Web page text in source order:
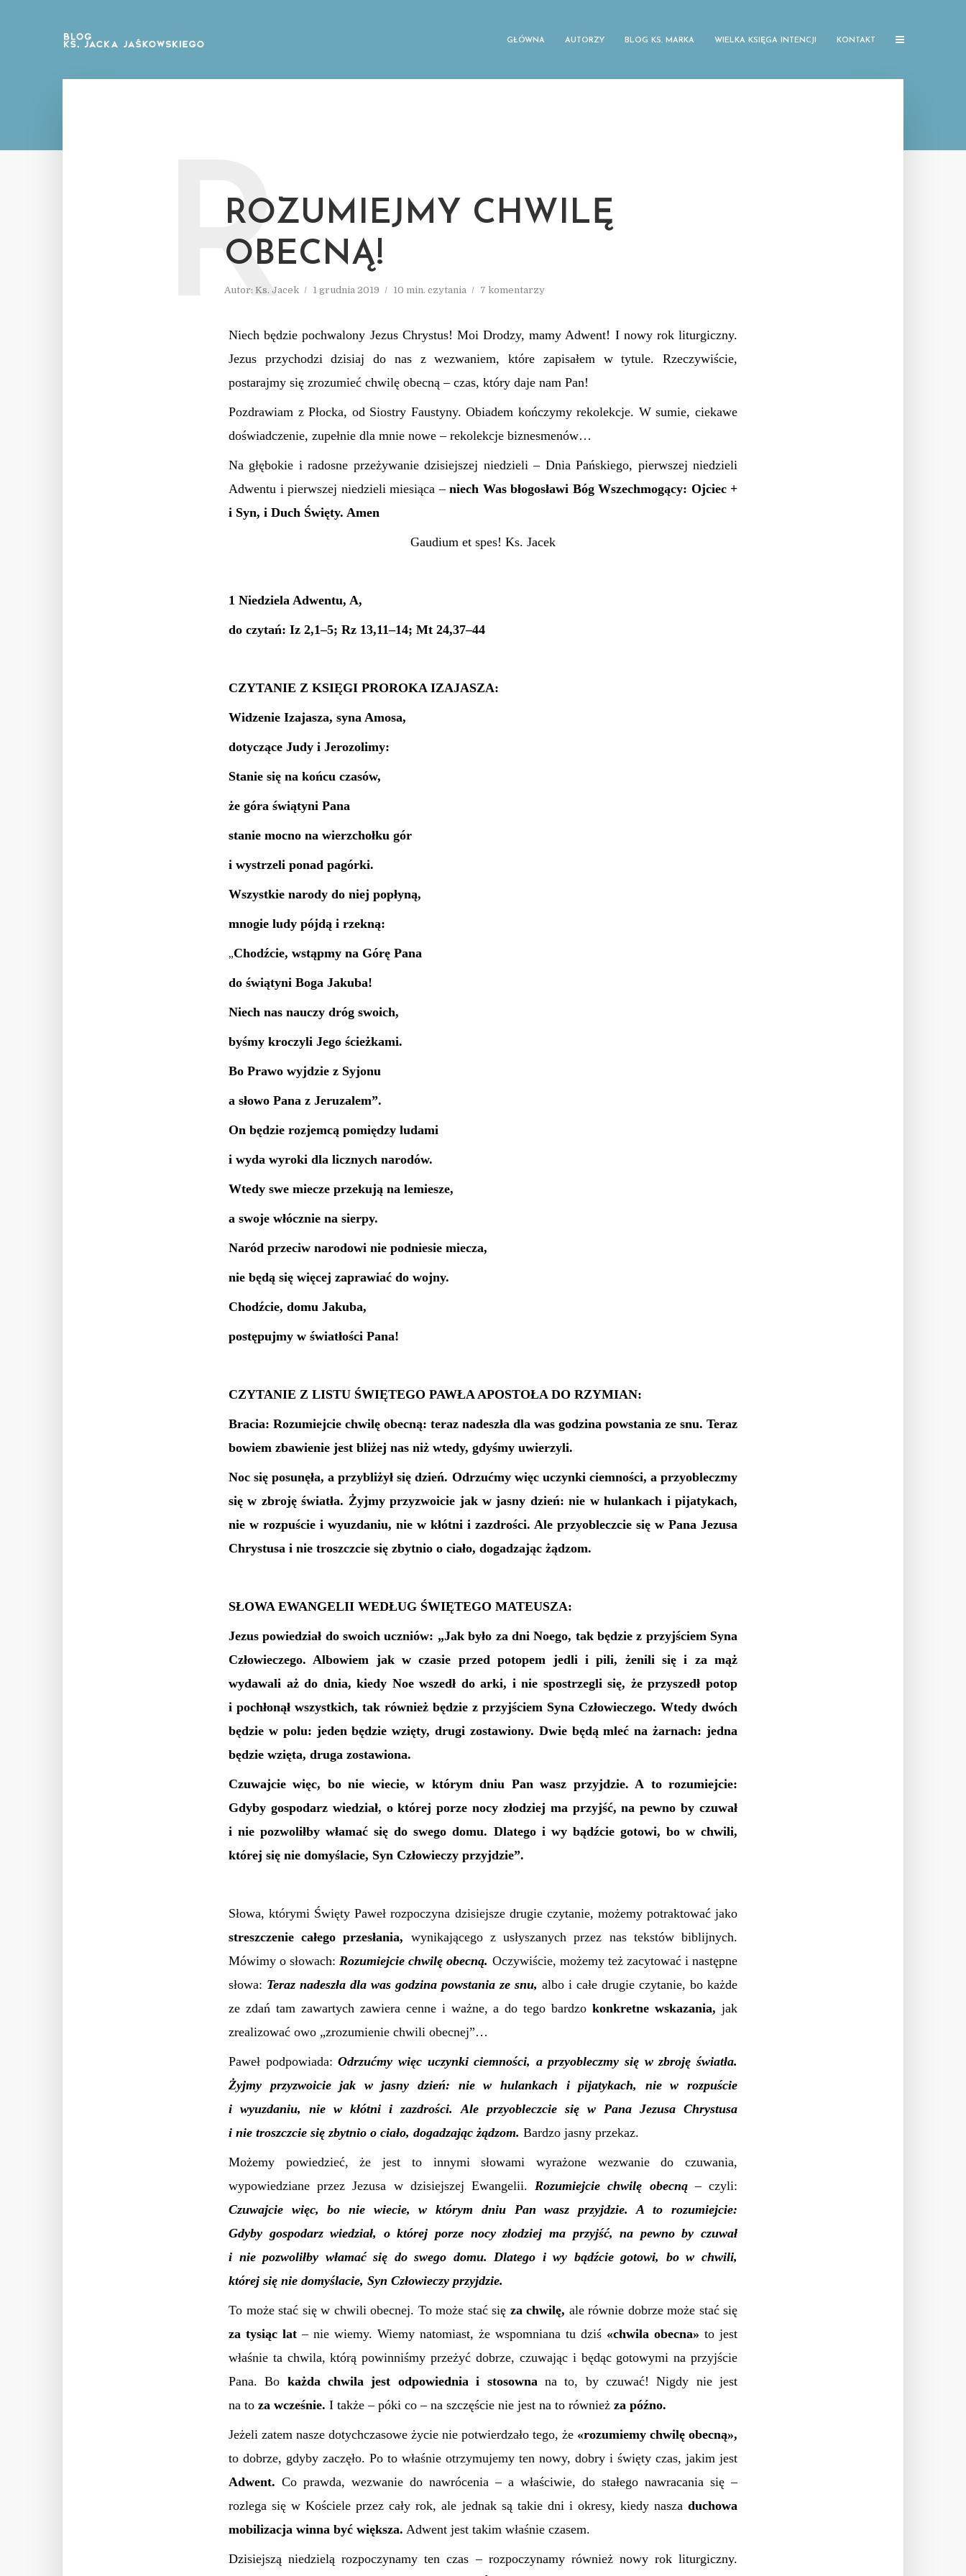
GŁÓWNA AUTORZY BLOG KS. MARKA WIELKA KSIĘGA INTENCJI KONTAKT
ROZUMIEJMY CHWILĘ
OBECNĄ!
Autor: Ks. Jacek 1 grudnia 2019 10 min. czytania 7 komentarzy
R
Niech będzie pochwalony Jezus Chrystus! Moi Drodzy, mamy Adwent! I nowy rok liturgiczny.
Jezus przychodzi dzisiaj do nas z wezwaniem, które zapisałem w tytule. Rzeczywiście,
postarajmy się zrozumieć chwilę obecną – czas, który daje nam Pan!
Pozdrawiam z Płocka, od Siostry Faustyny. Obiadem kończymy rekolekcje. W sumie, ciekawe
doświadczenie, zupełnie dla mnie nowe – rekolekcje biznesmenów…
Na głębokie i radosne przeżywanie dzisiejszej niedzieli – Dnia Pańskiego, pierwszej niedzieli
Adwentu i pierwszej niedzieli miesiąca – niech Was błogosławi Bóg Wszechmogący: Ojciec +
i Syn, i Duch Święty. Amen
Gaudium et spes! Ks. Jacek
1 Niedziela Adwentu, A,
do czytań: Iz 2,1–5; Rz 13,11–14; Mt 24,37–44
CZYTANIE Z KSIĘGI PROROKA IZAJASZA:
Widzenie Izajasza, syna Amosa,
dotyczące Judy i Jerozolimy:
Stanie się na końcu czasów,
że góra świątyni Pana
stanie mocno na wierzchołku gór
i wystrzeli ponad pagórki.
Wszystkie narody do niej popłyną,
mnogie ludy pójdą i rzekną:
„Chodźcie, wstąpmy na Górę Pana
do świątyni Boga Jakuba!
Niech nas nauczy dróg swoich,
byśmy kroczyli Jego ścieżkami.
Bo Prawo wyjdzie z Syjonu
a słowo Pana z Jeruzalem”.
On będzie rozjemcą pomiędzy ludami
i wyda wyroki dla licznych narodów.
Wtedy swe miecze przekują na lemiesze,
a swoje włócznie na sierpy.
Naród przeciw narodowi nie podniesie miecza,
nie będą się więcej zaprawiać do wojny.
Chodźcie, domu Jakuba,
postępujmy w światłości Pana!
CZYTANIE Z LISTU ŚWIĘTEGO PAWŁA APOSTOŁA DO RZYMIAN:
Bracia: Rozumiejcie chwilę obecną: teraz nadeszła dla was godzina powstania ze snu. Teraz
bowiem zbawienie jest bliżej nas niż wtedy, gdyśmy uwierzyli.
Noc się posunęła, a przybliżył się dzień. Odrzućmy więc uczynki ciemności, a przyobleczmy
się w zbroję światła. Żyjmy przyzwoicie jak w jasny dzień: nie w hulankach i pijatykach,
nie w rozpuście i wyuzdaniu, nie w kłótni i zazdrości. Ale przyobleczcie się w Pana Jezusa
Chrystusa i nie troszczcie się zbytnio o ciało, dogadzając żądzom.
SŁOWA EWANGELII WEDŁUG ŚWIĘTEGO MATEUSZA:
Jezus powiedział do swoich uczniów: „Jak było za dni Noego, tak będzie z przyjściem Syna
Człowieczego. Albowiem jak w czasie przed potopem jedli i pili, żenili się i za mąż
wydawali aż do dnia, kiedy Noe wszedł do arki, i nie spostrzegli się, że przyszedł potop
i pochłonął wszystkich, tak również będzie z przyjściem Syna Człowieczego. Wtedy dwóch
będzie w polu: jeden będzie wzięty, drugi zostawiony. Dwie będą mleć na żarnach: jedna
będzie wzięta, druga zostawiona.
Czuwajcie więc, bo nie wiecie, w którym dniu Pan wasz przyjdzie. A to rozumiejcie:
Gdyby gospodarz wiedział, o której porze nocy złodziej ma przyjść, na pewno by czuwał
i nie pozwoliłby włamać się do swego domu. Dlatego i wy bądźcie gotowi, bo w chwili,
której się nie domyślacie, Syn Człowieczy przyjdzie”.
Słowa, którymi Święty Paweł rozpoczyna dzisiejsze drugie czytanie, możemy potraktować jako
streszczenie całego przesłania, wynikającego z usłyszanych przez nas tekstów biblijnych.
Mówimy o słowach:Rozumiejcie chwilę obecną. Oczywiście, możemy też zacytować i następne
słowa: Teraz nadeszła dla was godzina powstania ze snu, albo i całe drugie czytanie, bo każde
ze zdań tam zawartych zawiera cenne i ważne, a do tego bardzokonkretne wskazania, jak
zrealizować owo „zrozumienie chwili obecnej”…
Paweł podpowiada:Odrzućmy więc uczynki ciemności, a przyobleczmy się w zbroję światła.
Żyjmy przyzwoicie jak w jasny dzień: nie w hulankach i pijatykach, nie w rozpuście
i wyuzdaniu, nie w kłótni i zazdrości. Ale przyobleczcie się w Pana Jezusa Chrystusa
i nie troszczcie się zbytnio o ciało, dogadzając żądzom. Bardzo jasny przekaz.
Możemy powiedzieć, że jest to innymi słowami wyrażone wezwanie do czuwania,
wypowiedziane przez Jezusa w dzisiejszej Ewangelii.Rozumiejcie chwilę obecną– czyli:
Czuwajcie więc, bo nie wiecie, w którym dniu Pan wasz przyjdzie. A to rozumiejcie:
Gdyby gospodarz wiedział, o której porze nocy złodziej ma przyjść, na pewno by czuwał
i nie pozwoliłby włamać się do swego domu. Dlatego i wy bądźcie gotowi, bo w chwili,
której się nie domyślacie, Syn Człowieczy przyjdzie.
To może stać się w chwili obecnej. To może stać się za chwilę, ale równie dobrze może stać się
za tysiąc lat– nie wiemy. Wiemy natomiast, że wspomniana tu dziś «chwila obecna» to jest
właśnie ta chwila, którą powinniśmy przeżyć dobrze, czuwając i będąc gotowymi na przyjście
Pana. Bo każda chwila jest odpowiednia i stosownana to, by czuwać! Nigdy nie jest
na to za wcześnie. I także – póki co – na szczęście nie jest na to również za późno.
Jeżeli zatem nasze dotychczasowe życie nie potwierdzało tego, że «rozumiemy chwilę obecną»,
to dobrze, gdyby zaczęło. Po to właśnie otrzymujemy ten nowy, dobry i święty czas, jakim jest
Adwent. Co prawda, wezwanie do nawrócenia – a właściwie, do stałego nawracania się –
rozlega się w Kościele przez cały rok, ale jednak są takie dni i okresy, kiedy nasza duchowa
mobilizacja winna być większa. Adwent jest takim właśnie czasem.
Dzisiejszą niedzielą rozpoczynamy ten czas – rozpoczynamy również nowy rok liturgiczny.